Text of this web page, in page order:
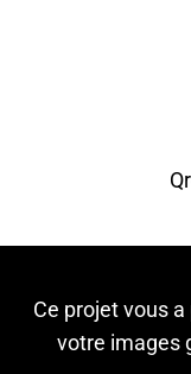
Ce projet vous
votre images